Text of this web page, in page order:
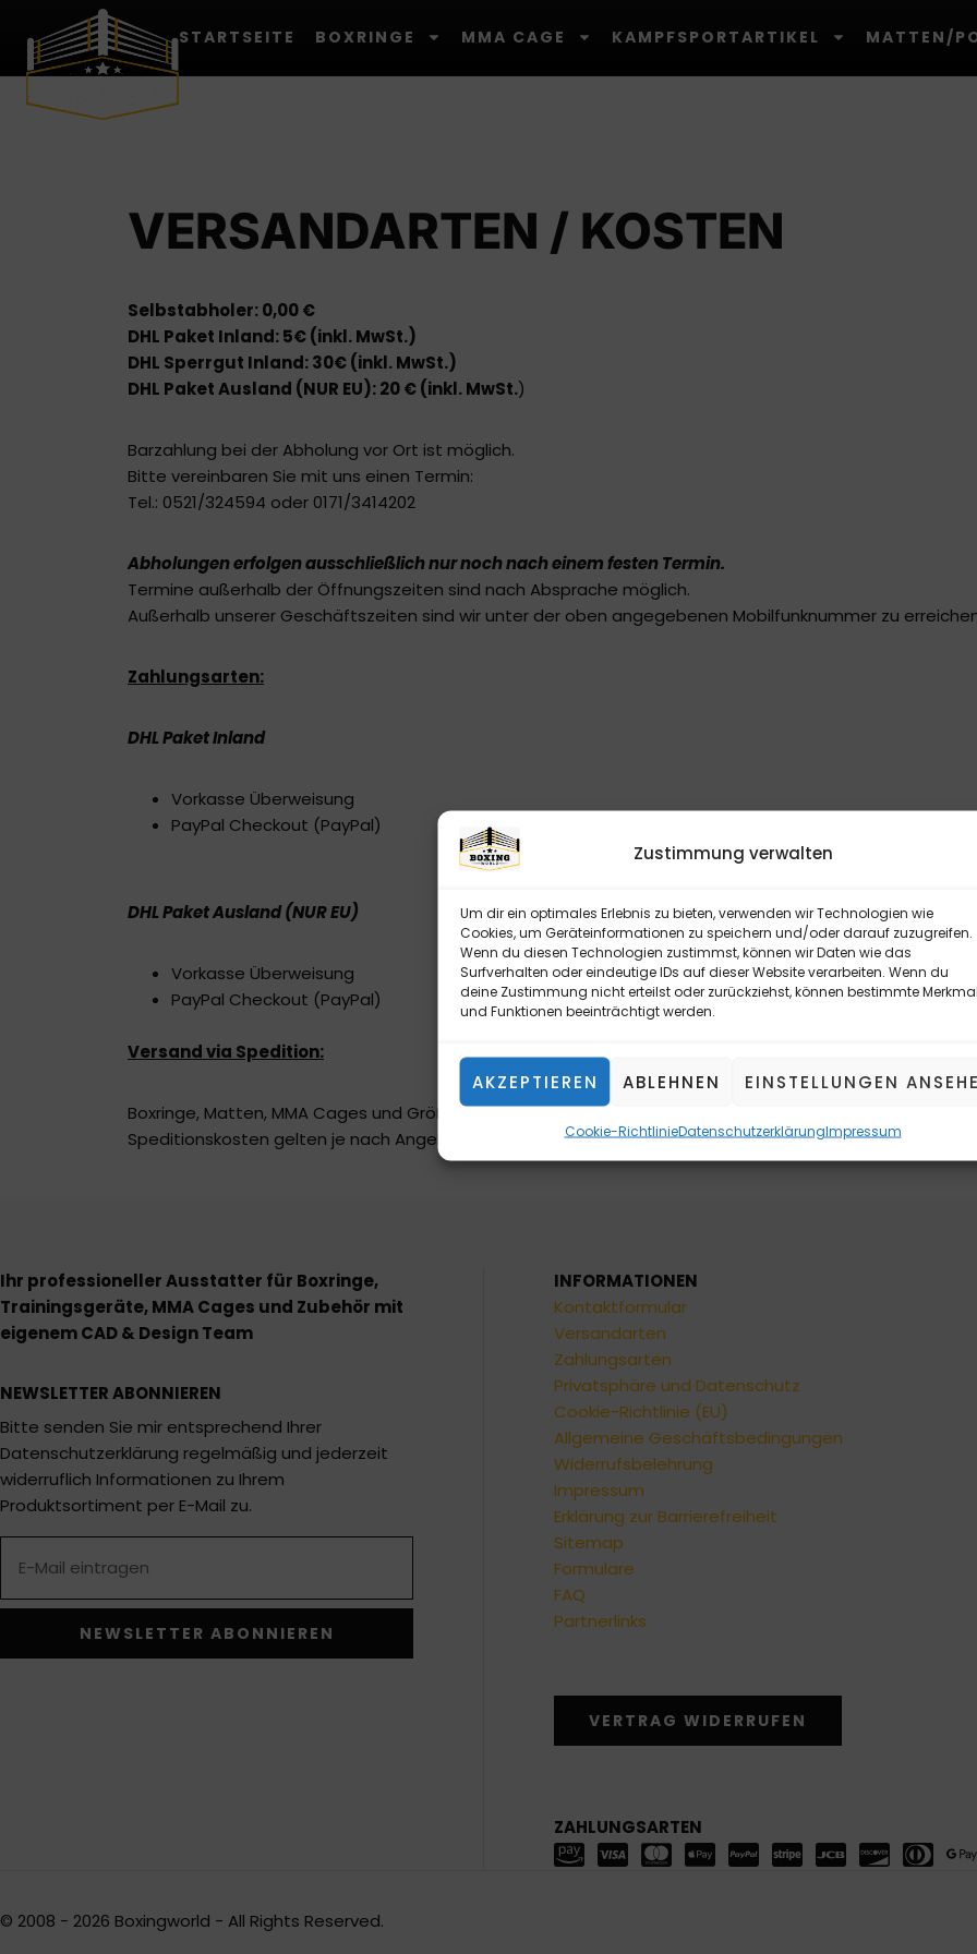
Zustimmung verwalten
Um dir ein optimales Erlebnis zu bieten, verwenden wir Technologien wie
Cookies, um Geräteinformationen zu speichern und/oder darauf zuzugreifen.
Wenn du diesen Technologien zustimmst, können wir Daten wie das
Surfverhalten oder eindeutige IDs auf dieser Website verarbeiten. Wenn du
deine Zustimmung nicht erteilst oder zurückziehst, können bestimmte
und Funktionen beeinträchtigt werden.
AKZEPTIEREN ABLEHNEN EINSTELLUNGEN
Cookie-RichtlinieDatenschutzerklärungImpressum
STARTSEITE BOXRINGE MMA CAGE KAMPFSPORTARTIKEL MATTEN/
VERSANDARTEN / KOSTEN
Selbstabholer: 0,00 €
DHL Paket Inland: 5€ (inkl. MwSt.)
DHL Sperrgut Inland: 30€ (inkl. MwSt.)
DHL Paket Ausland (NUR EU): 20 € (inkl. MwSt.)
Barzahlung bei der Abholung vor Ort ist möglich.
Bitte vereinbaren Sie mit uns einen Termin:
Tel.: 0521/324594 oder 0171/3414202
Abholungen erfolgen ausschließlich nur noch nach einem festen Termin.
Termine außerhalb der Öffnungszeiten sind nach Absprache möglich.
Außerhalb unserer Geschäftszeiten sind wir unter der oben angegebenen Mobilfunknummer zu
Zahlungsarten:
DHL Paket Inland
Vorkasse Überweisung
PayPal Checkout (PayPal)
DHL Paket Ausland (NUR EU)
Vorkasse Überweisung
PayPal Checkout (PayPal)
Versand via Spedition:
Boxringe, Matten, MMA Cages und Größere Teile/Schwere Teil werden ausschließlich durch Transport/
Speditionskosten gelten je nach Angebot des Speditionsdienstleisters auf Anfrage.
Ihr professioneller Ausstatter für Boxringe,
Trainingsgeräte, MMA Cages und Zubehör mit
eigenem CAD & Design Team
NEWSLETTER ABONNIEREN
Bitte senden Sie mir entsprechend Ihrer
Datenschutzerklärung regelmäßig und jederzeit
widerruflich Informationen zu Ihrem
Produktsortiment per E-Mail zu.
NEWSLETTER ABONNIEREN
INFORMATIONEN
Kontaktformular
Versandarten
Zahlungsarten
Privatsphäre und Datenschutz
Cookie-Richtlinie (EU)
Allgemeine Geschäftsbedingungen
Widerrufsbelehrung
Impressum
Erklärung zur Barrierefreiheit
Sitemap
Formulare
FAQ
Partnerlinks
VERTRAG WIDERRUFEN
ZAHLUNGSARTEN
© 2008 - 2026 Boxingworld - All Rights Reserved.